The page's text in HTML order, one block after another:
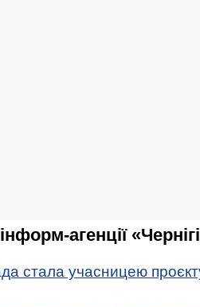
агенції
стала учасницею